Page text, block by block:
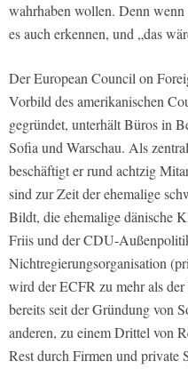
wahrhaben wollen. Denn
es auch erkennen, und „das
Der European Council on
Vorbild des amerikanischen
gegründet, unterhält Büros in
Sofia und Warschau. Als
beschäftigt er rund achtzig
sind zur Zeit der ehemalige
Bildt, die ehemalige dänische
Friis und der CDU-
Nichtregierungsorganisation
wird der ECFR zu mehr als
bereits seit der Gründung von
anderen, zu einem Drittel von
Rest durch Firmen und private